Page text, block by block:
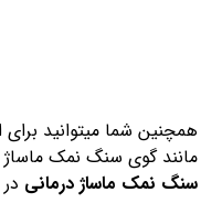
همچنین شما میتوانید
مانند گوی سنگ نمک
سنگ نمک ماساژ درمانی